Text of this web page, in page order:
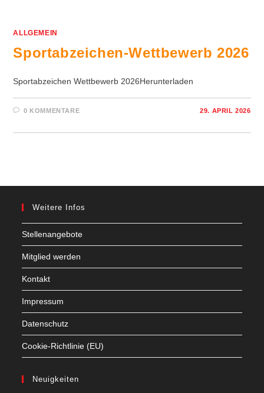
ALLGEMEIN
Sportabzeichen-Wettbewerb 2026
Sportabzeichen Wettbewerb 2026Herunterladen
0 KOMMENTARE 29. APRIL 2026
Weitere Infos
Stellenangebote
Mitglied werden
Kontakt
Impressum
Datenschutz
Cookie-Richtlinie (EU)
Neuigkeiten